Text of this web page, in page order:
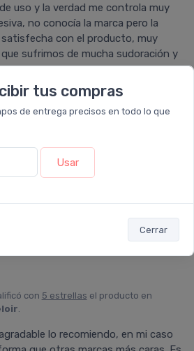
tus compras
de entrega precisos en todo lo que
Usar
Cerrar
uso y la verdad me controla muy
no conocí­a la marca pero la
con el producto, muy
sufrimos de mucha sudoración y
encantó, me solucionó el problema
con 5 estrellas el producto en
.
lo recomiendo, en mi caso